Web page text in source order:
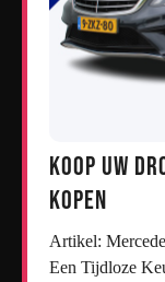
Koop uw
kopen
Artikel: Mercedes Auto Kopen Mercedes Auto Kopen:
Een Tijdloze